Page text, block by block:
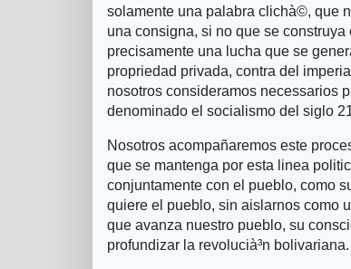
solamente una palabra clichà©, que
una consigna, si no que se
precisamente una lucha que se
propriedad privada, contra del
nosotros consideramos necessarios
denominado el socialismo del siglo
Nosotros acompañaremos este
que se mantenga por esta linea
conjuntamente con el pueblo, como
quiere el pueblo, sin aislarnos como
que avanza nuestro pueblo, su
profundizar la revolucià³n bolivariana.